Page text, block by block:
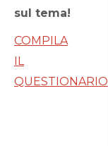
sul tema!
COMPILA
IL
QUESTIONARIO